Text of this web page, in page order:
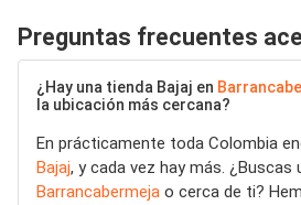
Preguntas frecuentes
¿Hay una tienda Bajaj en
la ubicación más cercana?
En prácticamente toda Colombia
Bajaj, y cada vez hay más. ¿Buscas
Barrancabermeja o cerca de ti?